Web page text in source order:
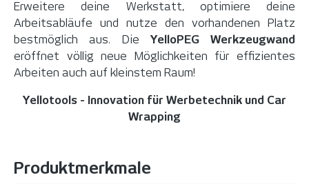
Erweitere deine Werkstatt, optimiere deine
Arbeitsabläufe und nutze den vorhandenen Platz
bestmöglich aus. Die YelloPEG
Werkzeugwand
eröffnet völlig neue Möglichkeiten für effizientes
Arbeiten auch auf kleinstem Raum!
Yellotools - Innovation für Werbetechnik und Car
Wrapping
Produktmerkmale